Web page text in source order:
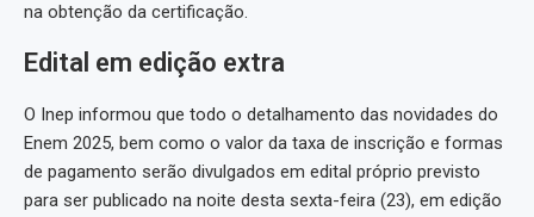
na obtenção da certificação.
Edital em edição extra
O Inep informou que todo o detalhamento das novidades do
Enem 2025, bem como o valor da taxa de inscrição e formas
de pagamento serão divulgados em edital próprio previsto
para ser publicado na noite desta sexta-feira (23), em edição